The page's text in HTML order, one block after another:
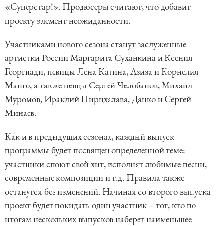
«Суперстар!». Продюсеры считают, что добавит
проекту элемент неожиданности.
Участниками нового сезона станут заслуженные
артистки России Маргарита Суханкина и Ксения
Георгиади, певицы Лена Катина, Азиза и Корнелия
Манго, а также певцы Сергей Челобанов, Михаил
Муромов, Ираклий Пирцхалава, Данко и Сергей
Минаев.
Как и в предыдущих сезонах, каждый выпуск
программы будет посвящен определенной теме:
участники споют свой хит, исполнят любимые песни,
современные композиции и т.д. Правила также
останутся без изменений. Начиная со второго выпуска
проект будет покидать один участник – тот, кто по
итогам нескольких выпусков наберет наименьшее